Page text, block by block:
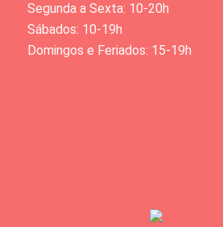
Segunda a Sexta: 10-20h
Sábados: 10-19h
Domingos e Feriados: 15-19h